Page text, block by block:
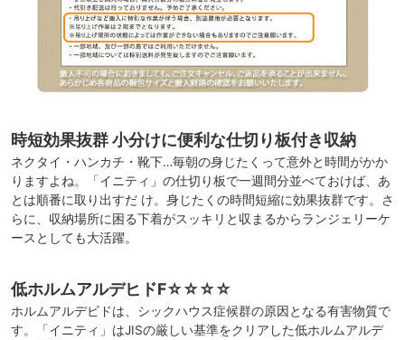
時短効果抜群 小分けに便利な仕切り板付き収納
ネクタイ・ハンカチ・靴下…毎朝の身じたくって意外と時間がかか
りますよね。「イニティ」の仕切り板で一週間分並べておけば、あ
とは順番に取り出すだ け。身じたくの時間短縮に効果抜群です。さ
らに、収納場所に困る下着がスッキリと収まるからランジェリーケ
ースとしても大活躍。
低ホルムアルデヒドF☆☆☆☆
ホルムアルデビドは、シックハウス症候群の原因となる有害物質で
す。「イニティ」はJISの厳しい基準をクリアした低ホルムアルデ